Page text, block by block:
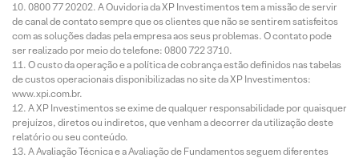
0800 77 20202. A Ouvidoria da XP Investimentos tem a missão de servir
de canal de contato sempre que os clientes que não se sentirem satisfeitos
com as soluções dadas pela empresa aos seus problemas. O contato pode
ser realizado por meio do telefone: 0800 722 3710.
O custo da operação e a política de cobrança estão definidos nas tabelas
de custos operacionais disponibilizadas no site da XP Investimentos:
www.xpi.com.br.
A XP Investimentos se exime de qualquer responsabilidade por quaisquer
prejuízos, diretos ou indiretos, que venham a decorrer da utilização deste
relatório ou seu conteúdo.
A Avaliação Técnica e a Avaliação de Fundamentos seguem diferentes